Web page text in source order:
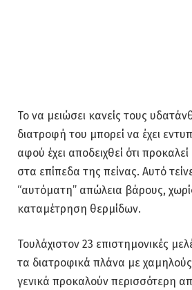
Το να μειώσει κανείς τους
διατροφή του μπορεί να έχει
αφού έχει αποδειχθεί ότι
στα επίπεδα της πείνας. Αυτό
“αυτόματη” απώλεια βάρους,
καταμέτρηση θερμίδων.
Τουλάχιστον 23 επιστημονικές
τα διατροφικά πλάνα με χαμηλούς
γενικά προκαλούν περισσότερη